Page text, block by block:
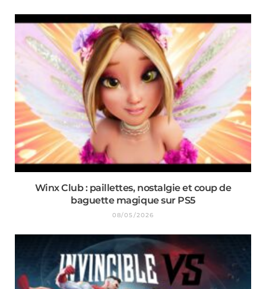
Winx Club : paillettes, nostalgie et coup de
baguette magique sur PS5
08/05/2026